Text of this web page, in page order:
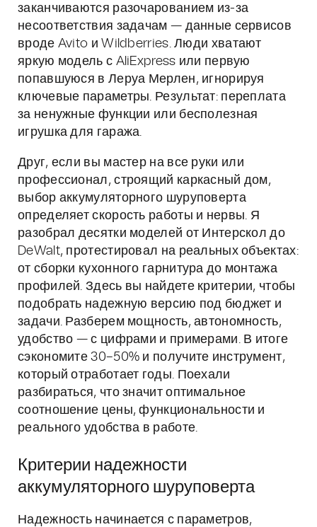
заканчиваются разочарованием из-за
несоответствия задачам — данные сервисов
вроде Avito и Wildberries. Люди хватают
яркую модель с AliExpress или первую
попавшуюся в Леруа Мерлен, игнорируя
ключевые параметры. Результат: переплата
за ненужные функции или бесполезная
игрушка для гаража.
Друг, если вы мастер на все руки или
профессионал, строящий каркасный дом,
выбор аккумуляторного шуруповерта
определяет скорость работы и нервы. Я
разобрал десятки моделей от Интерскол до
DeWalt, протестировал на реальных объектах:
от сборки кухонного гарнитура до монтажа
профилей. Здесь вы найдете критерии, чтобы
подобрать надежную версию под бюджет и
задачи. Разберем мощность, автономность,
удобство — с цифрами и примерами. В итоге
сэкономите 30–50% и получите инструмент,
который отработает годы. Поехали
разбираться, что значит оптимальное
соотношение цены, функциональности и
реального удобства в работе.
Критерии надежности
аккумуляторного шуруповерта
Надежность начинается с параметров,